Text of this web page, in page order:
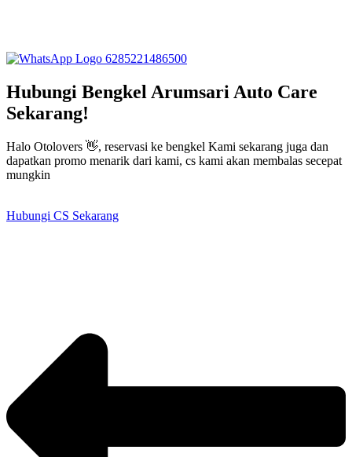
6285221486500
Hubungi Bengkel Arumsari Auto Care
Sekarang!
Halo Otolovers 👋, reservasi ke bengkel Kami sekarang juga dan
dapatkan promo menarik dari kami, cs kami akan membalas secepat
mungkin
Hubungi CS Sekarang